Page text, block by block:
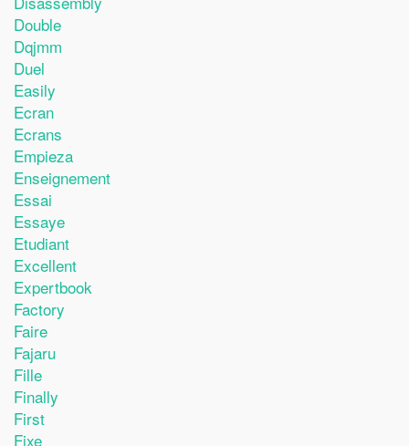
Double
Dqjmm
Duel
Easily
Ecran
Ecrans
Empieza
Enseignement
Essai
Essaye
Etudiant
Excellent
Expertbook
Factory
Faire
Fajaru
Fille
Finally
First
Fixe